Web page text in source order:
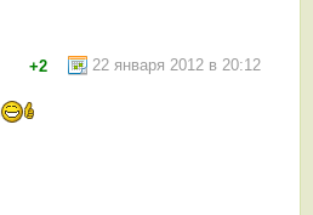
22 января 2012 в 20:12
+2